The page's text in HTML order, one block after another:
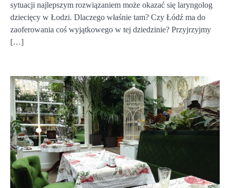
sytuacji najlepszym rozwiązaniem może okazać się laryngolog
dziecięcy w Łodzi. Dlaczego właśnie tam? Czy Łódź ma do
zaoferowania coś wyjątkowego w tej dziedzinie? Przyjrzyjmy
[…]